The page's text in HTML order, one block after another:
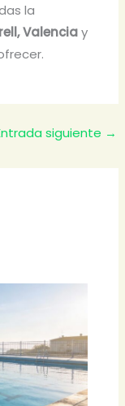
la
Valenciay
siguiente →